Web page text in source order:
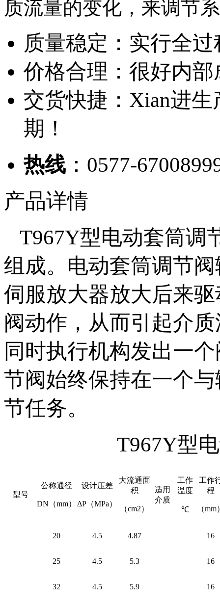
质流量的变化，来调节
质量稳定：实行全
价格合理：很好内
交货快捷：Xian进
期！
热线 ：0577-
产品详情
T967Y型电动套筒调
组成。电动套筒调节
伺服放大器放大后来
阀动作，从而引起介
同时执行机构发出一
节阀始终保持在一个
节任务。
T967Y型
型号
公称通径
DN（mm）
设计压差
ΔP（MPa）
大流通面
积
（cm2）
适用
介质
工作
温度
℃
工作
程
（mm
20 4.5 4.87 16
25 4.5 5.3 16
32 4.5 5.9 16